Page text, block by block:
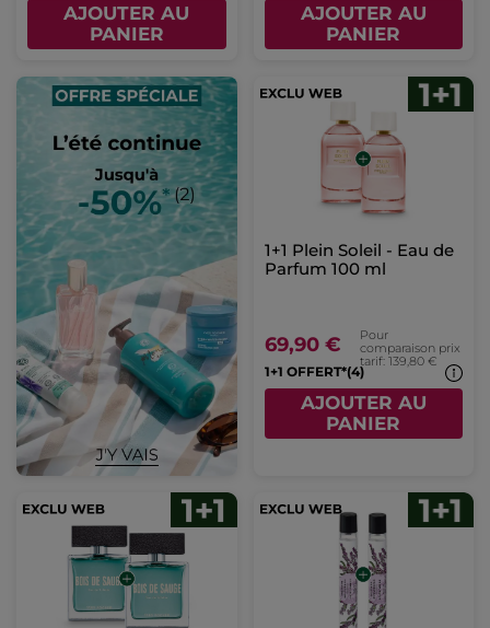
AJOUTER AU
PANIER
AJOUTER AU
PANIER
1+1 Plein Soleil - Eau de
Parfum 100 ml
69,90 €
Pour
comparaison prix
tarif: 139,80 €
1+1 OFFERT*(4)
AJOUTER AU
PANIER